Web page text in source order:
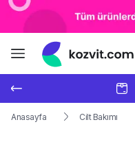
Anasayfa Cilt Bakımı